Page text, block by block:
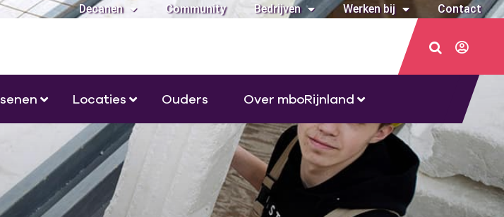
Decanen Community Bedrijven Werken bij Contact
Locaties Ouders Over mboRijnland